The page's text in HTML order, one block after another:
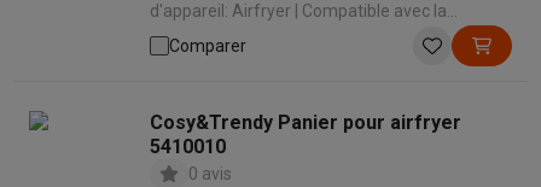
d'appareil: Airfryer | Compatible avec la
marque: Universel
Comparer
Cosy&Trendy Panier pour airfryer
5410010
0 avis